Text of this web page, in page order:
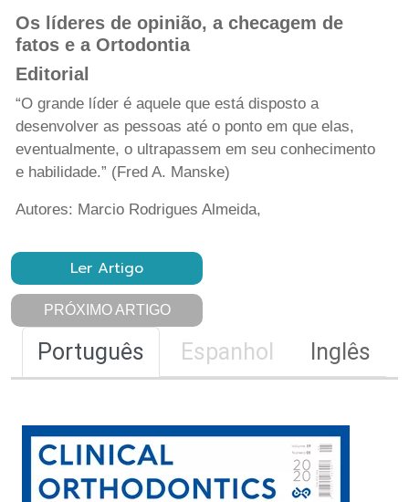
Os líderes de opinião, a checagem de
fatos e a Ortodontia
Editorial
“O grande líder é aquele que está disposto a
desenvolver as pessoas até o ponto em que elas,
eventualmente, o ultrapassem em seu conhecimento
e habilidade.” (Fred A. Manske)
Autores: Marcio Rodrigues Almeida,
Ler Artigo
PRÓXIMO ARTIGO
Português Espanhol Inglês